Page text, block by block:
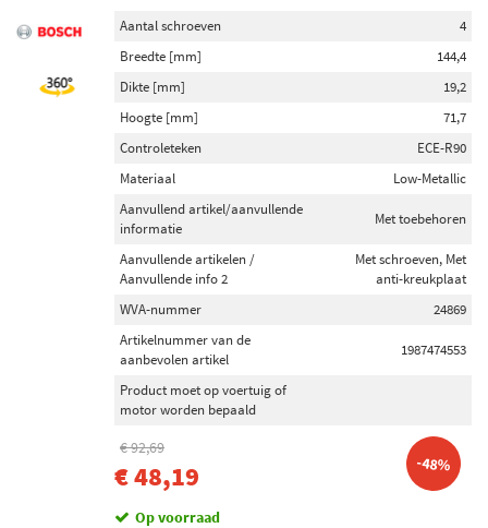
Buitendiameter [mm]
295 (2)
Op voorraad (31)
Niet op voorraad (20)
Aantal schroeven
4
Breedte [mm]
144,4
Dikte [mm]
19,2
Hoogte [mm]
71,7
Controleteken
ECE-R90
Materiaal
Low-Metallic
Aanvullend artikel/aanvullende
informatie
Met toebehoren
Aanvullende artikelen /
Aanvullende info 2
Met schroeven, Met
anti-kreukplaat
WVA-nummer
24869
Artikelnummer van de
aanbevolen artikel
1987474553
Product moet op voertuig of
motor worden bepaald
€ 92,69
€ 48,19 -48%
Op voorraad